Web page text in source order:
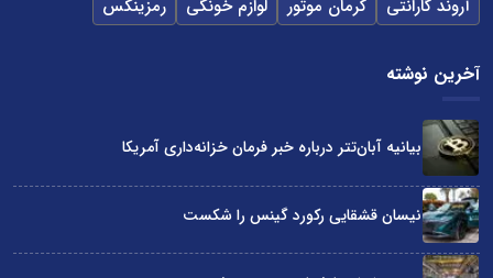
آروند گارانتی
کرمان موتور لوازم خونگی رمزینکس
آخرین نوشته
بیانیه آبان‌تتر درباره خبر فرمان خزانه‌داری آمریکا
نیسان قشقایی رکورد گینس را شکست